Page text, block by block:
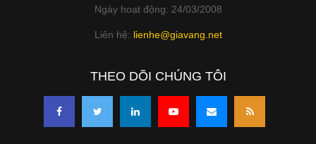
Ngày hoạt động: 24/03/2008
Liên hệ: lienhe@giavang.net
THEO DÕI CHÚNG TÔI